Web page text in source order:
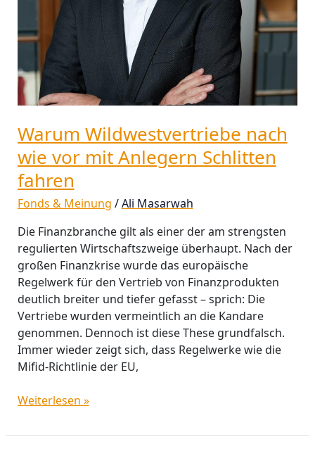
Warum Wildwestvertriebe nach
wie vor mit Anlegern Schlitten
fahren
Fonds & Meinung /Ali Masarwah
Die Finanzbranche gilt als einer der am strengsten
regulierten Wirtschaftszweige überhaupt. Nach der
großen Finanzkrise wurde das europäische
Regelwerk für den Vertrieb von Finanzprodukten
deutlich breiter und tiefer gefasst – sprich: Die
Vertriebe wurden vermeintlich an die Kandare
genommen. Dennoch ist diese These grundfalsch.
Immer wieder zeigt sich, dass Regelwerke wie die
Mifid-Richtlinie der EU,
Weiterlesen »